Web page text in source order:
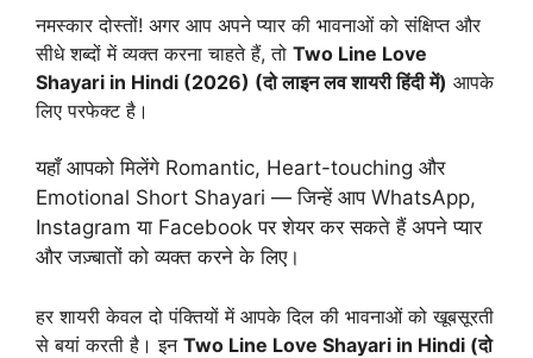
नमस्कार दोस्तों! अगर आप अपने प्यार की भावनाओं को संक्षिप्त और
सीधे शब्दों में व्यक्त करना चाहते हैं, तो Two Line Love
Shayari in Hindi (2026) (दो लाइन लव शायरी हिंदी में) आपके
लिए परफेक्ट है।
यहाँ आपको मिलेंगे Romantic, Heart-touching और
Emotional Short Shayari — जिन्हें आप WhatsApp,
Instagram या Facebook पर शेयर कर सकते हैं अपने प्यार
और जज़्बातों को व्यक्त करने के लिए।
हर शायरी केवल दो पंक्तियों में आपके दिल की भावनाओं को खूबसूरती
से बयां करती है। इन Two Line Love Shayari in Hindi (दो